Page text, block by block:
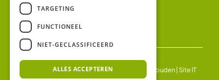
© 2026 Ledgloeilamp | Alle rechten voorbehouden | Site IT
TARGETING
FUNCTIONEEL
NIET-GECLASSIFICEERD
ALLES ACCEPTEREN